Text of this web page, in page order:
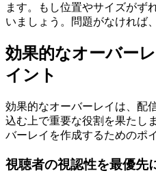
ます。もし位置やサイズがず
いましょう。問題がなければ
効果的なオーバー
イント
効果的なオーバーレイは、配
込む上で重要な役割を果たし
バーレイを作成するためのポ
視聴者の視認性を最優先